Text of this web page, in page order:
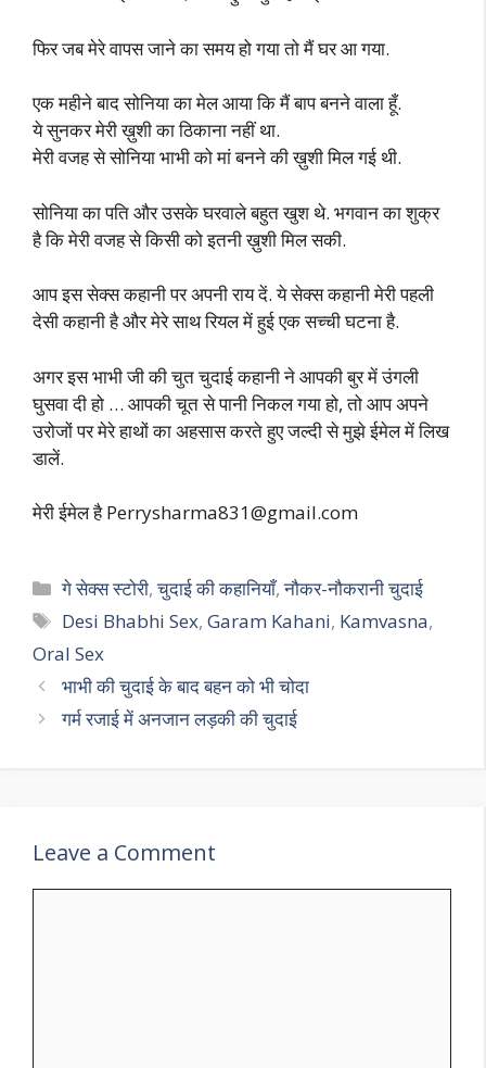
फिर जब मेरे वापस जाने का समय हो गया तो मैं घर आ गया.
एक महीने बाद सोनिया का मेल आया कि मैं बाप बनने वाला हूँ.
ये सुनकर मेरी ख़ुशी का ठिकाना नहीं था.
मेरी वजह से सोनिया भाभी को मां बनने की ख़ुशी मिल गई थी.
सोनिया का पति और उसके घरवाले बहुत खुश थे. भगवान का शुक्र
है कि मेरी वजह से किसी को इतनी ख़ुशी मिल सकी.
आप इस सेक्स कहानी पर अपनी राय दें. ये सेक्स कहानी मेरी पहली
देसी कहानी है और मेरे साथ रियल में हुई एक सच्ची घटना है.
अगर इस भाभी जी की चुत चुदाई कहानी ने आपकी बुर में उंगली
घुसवा दी हो … आपकी चूत से पानी निकल गया हो, तो आप अपने
उरोजों पर मेरे हाथों का अहसास करते हुए जल्दी से मुझे ईमेल में लिख
डालें.
मेरी ईमेल हैPerrysharma831@gmail.com
Categories
गे सेक्स स्टोरी,चुदाई की कहानियाँ,नौकर-नौकरानी चुदाई
Tags
Desi Bhabhi Sex,Garam Kahani, Kamvasna,
Oral Sex
भाभी की चुदाई के बाद बहन को भी चोदा
गर्म रजाई में अनजान लड़की की चुदाई
Leave a Comment